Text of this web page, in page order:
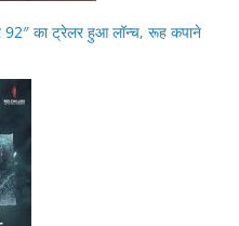
92″ का ट्रेलर हुआ लॉन्च, रूह कपाने